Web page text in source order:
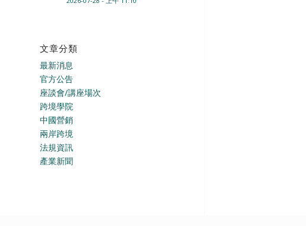
文章分類
最新消息
官方公告
座談會/講座場次
跨境學院
中國營銷
兩岸跨境
法規資訊
產業新聞